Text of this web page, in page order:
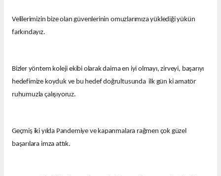
Velilerimizin bize olan güvenlerinin omuzlarımıza yüklediği yükün
farkındayız.
Bizler yöntem koleji ekibi olarak daima en iyi olmayı, zirveyi, başarıyı
hedefimize koyduk ve bu hedef doğrultusunda ilk gün ki amatör
ruhumuzla çalışıyoruz.
Geçmiş iki yılda Pandemiye ve kapanmalara rağmen çok güzel
başarılara imza attık.